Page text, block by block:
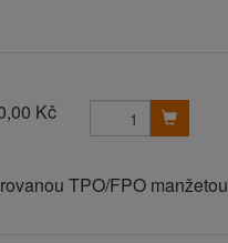
Kč
TPO/FPO manžetou